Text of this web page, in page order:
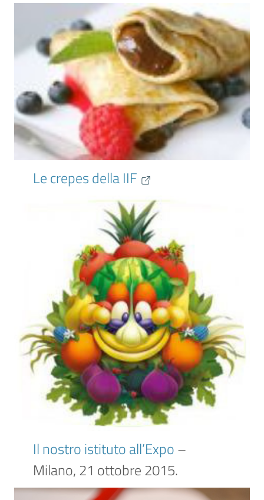
Le crepes della IIF
Il nostro istituto all’Expo–
Milano, 21 ottobre 2015.